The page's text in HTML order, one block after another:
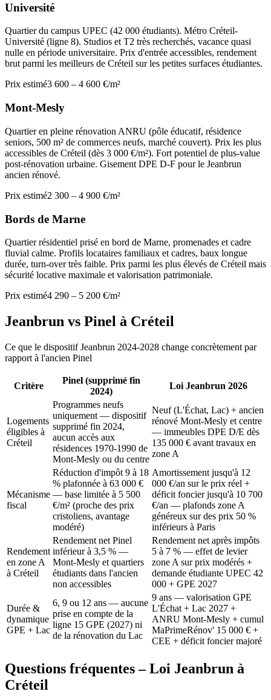
Université
Quartier du campus UPEC (42 000 étudiants). Métro Créteil-
Université (ligne 8). Studios et T2 très recherchés, vacance quasi
nulle en période universitaire. Prix d'entrée accessibles, rendement
brut parmi les meilleurs de Créteil sur les petites surfaces étudiantes.
Prix estimé3 600 – 4 600 €/m²
Mont-Mesly
Quartier en pleine rénovation ANRU (pôle éducatif, résidence
seniors, 500 m² de commerces neufs, marché couvert). Prix les plus
accessibles de Créteil (dès 3 000 €/m²). Fort potentiel de plus-value
post-rénovation urbaine. Gisement DPE D-F pour le Jeanbrun
ancien rénové.
Prix estimé2 300 – 4 900 €/m²
Bords de Marne
Quartier résidentiel prisé en bord de Marne, promenades et cadre
fluvial calme. Profils locataires familiaux et cadres, baux longue
durée, turn-over très faible. Prix parmi les plus élevés de Créteil mais
sécurité locative maximale et valorisation patrimoniale.
Prix estimé4 290 – 5 200 €/m²
Jeanbrun vs Pinel à Créteil
Ce que le dispositif Jeanbrun 2024-2028 change concrètement par
rapport à l'ancien Pinel
Critère
Pinel (supprimé fin
2024)
Loi Jeanbrun 2026
Logements
éligibles à
Créteil
Programmes neufs
uniquement — dispositif
supprimé fin 2024,
aucun accès aux
résidences 1970-1990 de
Mont-Mesly ou du centre
Neuf (L'Échat, Lac) + ancien
rénové Mont-Mesly et centre
— immeubles DPE D/E dès
135 000 € avant travaux en
zone A
Mécanisme
fiscal
Réduction d'impôt 9 à 18
% plafonnée à 63 000 €
— base limitée à 5 500
€/m² (proche des prix
cristoliens, avantage
modéré)
Amortissement jusqu'à 12
000 €/an sur le prix réel +
déficit foncier jusqu'à 10 700
€/an — plafonds zone A
généreux sur des prix 50 %
inférieurs à Paris
Rendement
en zone A
à Créteil
Rendement net Pinel
inférieur à 3,5 % —
Mont-Mesly et quartiers
étudiants dans l'ancien
non accessibles
Rendement net après impôts
5 à 7 % — effet de levier
zone A sur prix modérés +
demande étudiante UPEC 42
000 + GPE 2027
Durée &
dynamique
GPE + Lac
6, 9 ou 12 ans — aucune
prise en compte de la
ligne 15 GPE (2027) ni
de la rénovation du Lac
9 ans — valorisation GPE
L'Échat + Lac 2027 +
ANRU Mont-Mesly + cumul
MaPrimeRénov' 15 000 € +
CEE + déficit foncier majoré
Questions fréquentes – Loi Jeanbrun à
Créteil